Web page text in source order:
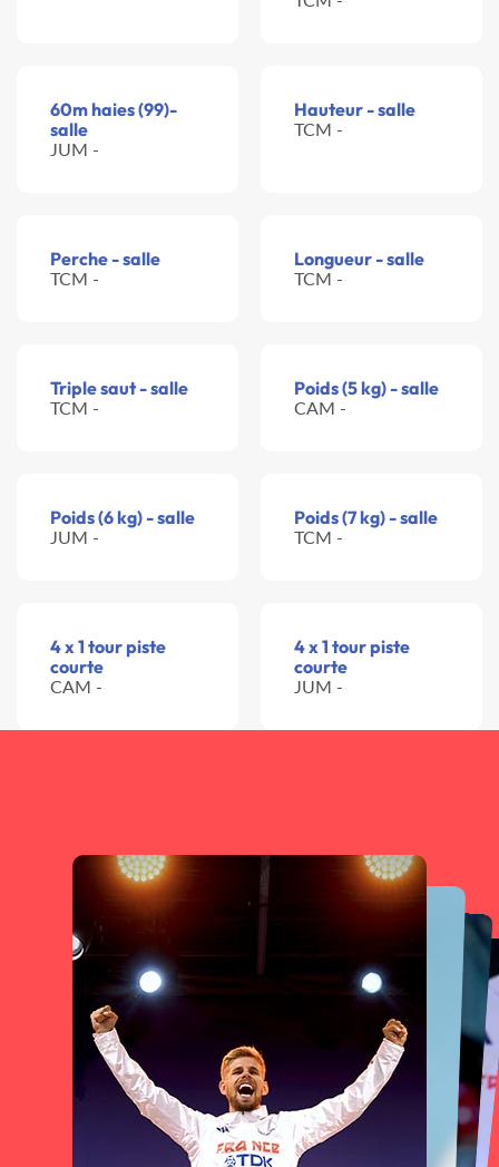
60m haies (99)-
salle
JUM -
Hauteur - salle
TCM -
Perche - salle
TCM -
Longueur - salle
TCM -
Triple saut - salle
TCM -
Poids (5 kg) - salle
CAM -
Poids (6 kg) - salle
JUM -
Poids (7 kg) - salle
TCM -
4 x 1 tour piste
courte
CAM -
4 x 1 tour piste
courte
JUM -